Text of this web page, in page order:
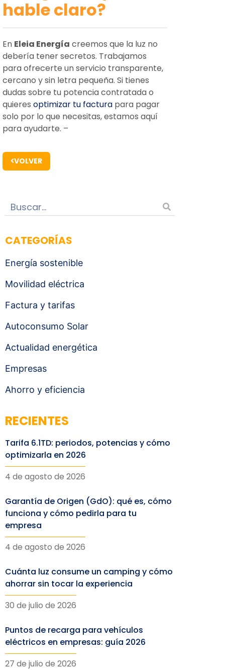
hable claro?
En Eleia Energía creemos que la luz no
debería tener secretos. Trabajamos
para ofrecerte un servicio transparente,
cercano y sin letra pequeña. Si tienes
dudas sobre tu potencia contratada o
quieres optimizar tu factura para pagar
solo por lo que necesitas, estamos aquí
para ayudarte. –
VOLVER
CATEGORÍAS
Energía sostenible
Movilidad eléctrica
Factura y tarifas
Autoconsumo Solar
Actualidad energética
Empresas
Ahorro y eficiencia
RECIENTES
Tarifa 6.1TD: periodos, potencias y cómo
optimizarla en 2026
4 de agosto de 2026
Garantía de Origen (GdO): qué es, cómo
funciona y cómo pedirla para tu
empresa
4 de agosto de 2026
Cuánta luz consume un camping y cómo
ahorrar sin tocar la experiencia
30 de julio de 2026
Puntos de recarga para vehículos
eléctricos en empresas: guía 2026
27 de julio de 2026